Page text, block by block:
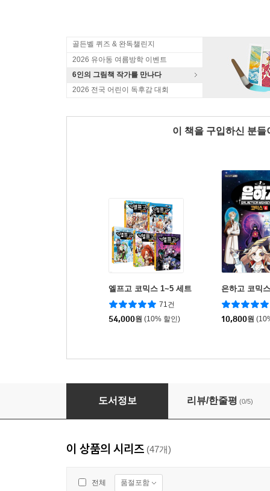
골든벨 퀴즈 & 완독챌린지
2026 유아동 여름방학 이벤트
6인의 그림책 작가를 만나다
2026 전국 어린이 독후감 대회
이 책을 구입하신 분
엘프고 코믹스 1~5 세트
71건
54,000원 (10% 할인)
은하고 코믹
10,800원
좀비고등학교 코믹스 시즌2 15
도서정보 리뷰/한줄평 (0/5)
이 상품의 시리즈 (47개)
전체 품절포함